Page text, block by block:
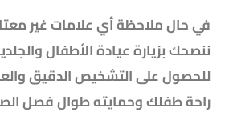
في حال ملاحظة أي علامات غير
ننصحك بزيارة عيادة الأطفال
للحصول على التشخيص الدقيق
راحة طفلك وحمايته طوال فصل